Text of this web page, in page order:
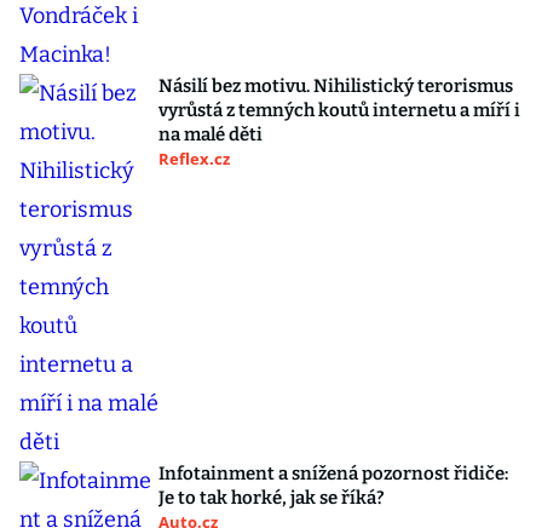
Násilí bez motivu. Nihilistický terorismus
vyrůstá z temných koutů internetu a míří i
na malé děti
Reflex.cz
Infotainment a snížená pozornost řidiče:
Je to tak horké, jak se říká?
Auto.cz